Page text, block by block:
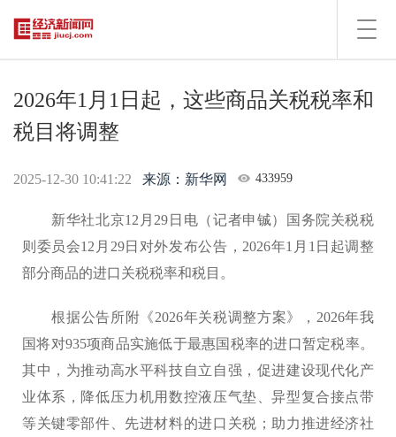
2026年1月1日起，这些商品关税税率和
税目将调整
2025-12-30 10:41:22 来源：新华网 433959
新华社北京12月29日电（记者申铖）国务院关税税
则委员会12月29日对外发布公告，2026年1月1日起调整
部分商品的进口关税税率和税目。
根据公告所附《2026年关税调整方案》，2026年我
国将对935项商品实施低于最惠国税率的进口暂定税率。
其中，为推动高水平科技自立自强，促进建设现代化产
业体系，降低压力机用数控液压气垫、异型复合接点带
等关键零部件、先进材料的进口关税；助力推进经济社